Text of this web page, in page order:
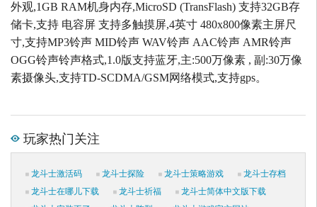
外观,1GB RAM机身内存,MicroSD (TransFlash) 支持32GB存
储卡,支持 电容屏 支持多触摸屏,4英寸 480x800像素主屏尺
寸,支持MP3铃声 MID铃声 WAV铃声 AAC铃声 AMR铃声
OGG铃声铃声格式,1.0版支持蓝牙,主:500万像素 , 副:30万像
素摄像头,支持TD-SCDMA/GSM网络模式,支持gps。
玩家热门关注
龙斗士激活码 龙斗士探险 龙斗士策略游戏
龙斗士存档
龙斗士在哪儿下载
龙斗士祈福
龙斗士简体中文版下载